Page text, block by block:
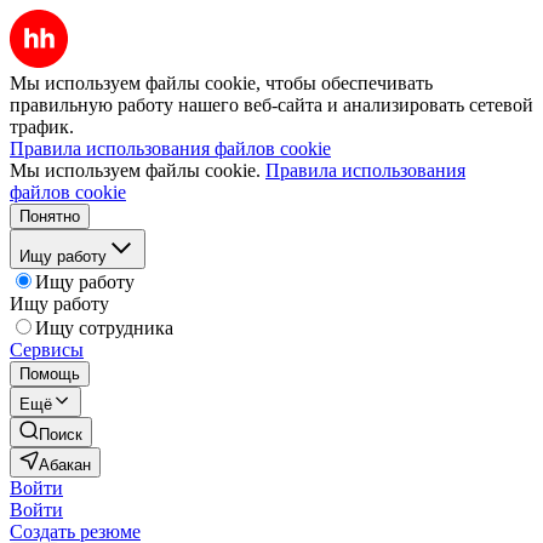
Мы используем файлы cookie, чтобы обеспечивать
правильную работу нашего веб-сайта и анализировать сетевой
трафик.
Правила использования файлов cookie
Мы используем файлы cookie. Правила использования
файлов cookie
Понятно
Ищу работу
Ищу работу
Ищу работу
Ищу сотрудника
Сервисы
Помощь
Ещё
Поиск
Абакан
Войти
Войти
Создать резюме